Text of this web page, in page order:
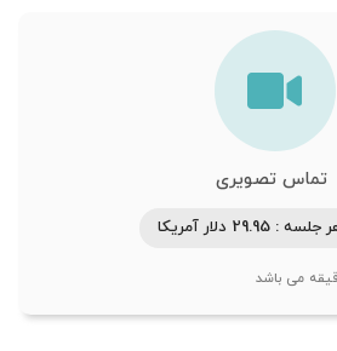
تماس تصویری
دلار آمریکا